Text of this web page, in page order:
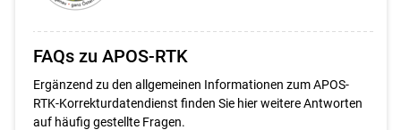
FAQs zu APOS-RTK
Ergänzend zu den allgemeinen Informationen zum APOS-
RTK-Korrekturdatendienst finden Sie hier weitere Antworten
auf häufig gestellte Fragen.